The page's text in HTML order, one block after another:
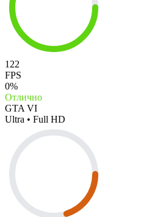
122
FPS
0%
Отлично
GTA VI
Ultra • Full HD